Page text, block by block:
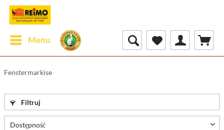
Menu
Fenstermarkise
Filtruj